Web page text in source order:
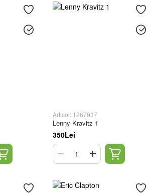
Articol: 1267037
Lenny Kravitz 1
350Lei